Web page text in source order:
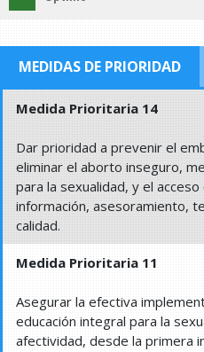
MEDIDAS DE PRIORIDAD
Medida Prioritaria 14
Dar prioridad a prevenir el
eliminar el aborto inseguro,
para la sexualidad, y el
información, asesoramiento,
calidad.
Medida Prioritaria 11
Asegurar la efectiva
educación integral para la
afectividad, desde la primera